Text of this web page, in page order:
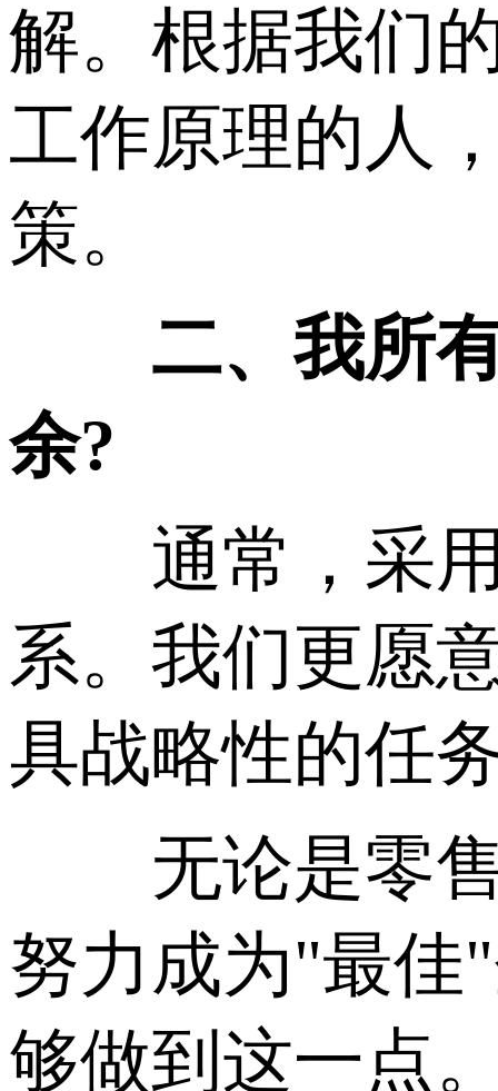
解。根据我们
工作原理的人
策。
二、我所
余?
通常，采用
系。我们更愿
具战略性的任
无论是零售
努力成为"最佳
够做到这一点